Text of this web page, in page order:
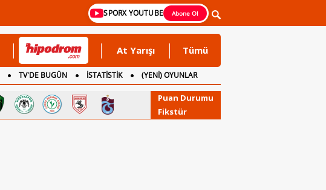
SPORX YOUTUBE Abone Ol
At Yarışı Tümü
TV'DE BUGÜN İSTATİSTİK
(YENİ) OYUNLAR
Puan Durumu
Fikstür